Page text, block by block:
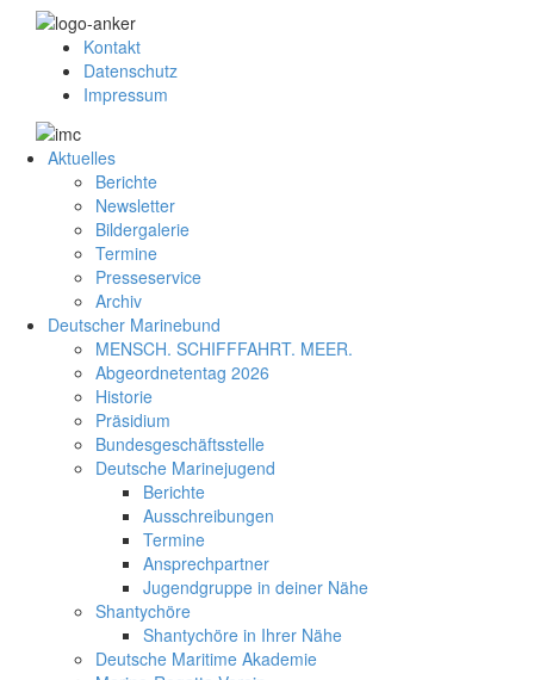
Kontakt
Datenschutz
Impressum
Aktuelles
Berichte
Newsletter
Bildergalerie
Termine
Presseservice
Archiv
Deutscher Marinebund
MENSCH. SCHIFFFAHRT. MEER.
Abgeordnetentag 2026
Historie
Präsidium
Bundesgeschäftsstelle
Deutsche Marinejugend
Berichte
Ausschreibungen
Termine
Ansprechpartner
Jugendgruppe in deiner Nähe
Shantychöre
Shantychöre in Ihrer Nähe
Deutsche Maritime Akademie